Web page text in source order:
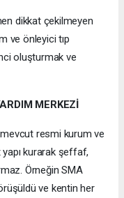
dikkat çekilmeyen
ve önleyici tıp
oluşturmak ve
MERKEZİ
resmi kurum ve
kurarak şeffaf,
Örneğin SMA
ve kentin her